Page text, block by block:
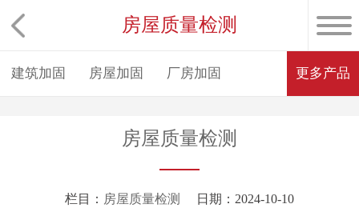
房屋质量检测
建筑加固 房屋加固 厂房加固 更多产品
房屋质量检测
栏目： 房屋质量检测 日期：2024-10-10